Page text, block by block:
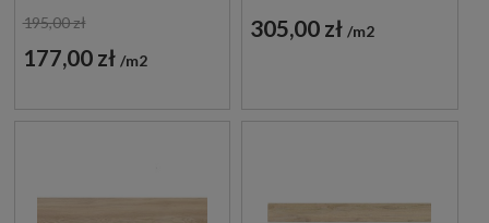
GRESOWE
195,00 zł
177,00 zł m2
GRESOWE
305,00 zł m2